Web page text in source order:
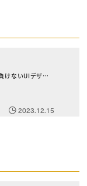
けないUIデザイ
2023.12.15